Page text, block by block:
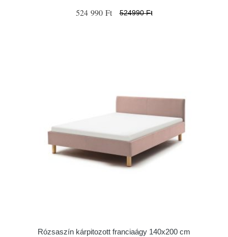
524 990 Ft 524990 Ft
Rózsaszín kárpitozott franciaágy 140x200 cm